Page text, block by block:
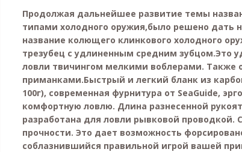
Продолжая дальнейшее развитие темы
типами холодного оружия,было решено дать
название колющего клинкового холодного
трезубец с удлиненным средним зубцом.Это
ловли твичингом мелкими воблерами. Также
приманками.Быстрый и легкий бланк из
100г), современная фурнитура от SeaGuide,
комфортную ловлю. Длина разнесенной
разработана для ловли рывковой
прочности. Это дает возможность
соблазнившийся правильной игрой вашей